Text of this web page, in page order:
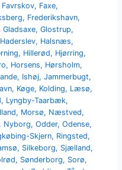
Favrskov, Faxe,
, Frederikshavn,
Gladsaxe,Glostrup,
Haderslev, Halsnæs,
, Hillerød, Hjørring,
, Horsens, Hørsholm,
, Ishøj,Jammerbugt,
, Køge, Kolding, Læsø,
, Lyngby-Taarbæk,
, Morsø, Næstved,
, Nyborg,Odder,Odense,
Skjern, Ringsted,
, Silkeborg, Sjælland,
, Sønderborg, Sorø,